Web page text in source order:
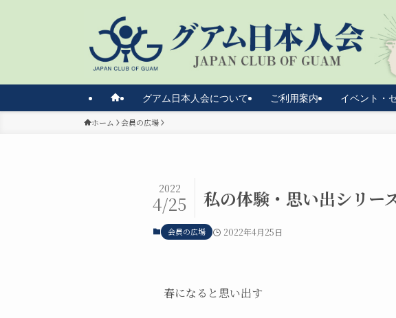
グアム日本人会について ご利用案内 イベント・
ホーム 会員の広場
私の体験・思い出シリ
2022
4/25
会員の広場 2022年4月25日
春になると思い出す